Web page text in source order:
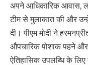
अपने आधिकारिक आवास,
टीम से मुलाकात की और
दी।पीएम मोदी ने
औपचारिक पोशाक पहने
ऐतिहासिक उपलब्धि के